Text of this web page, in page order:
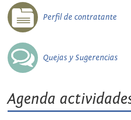
Perfil de contratante
Quejas y Sugerencias
Agenda